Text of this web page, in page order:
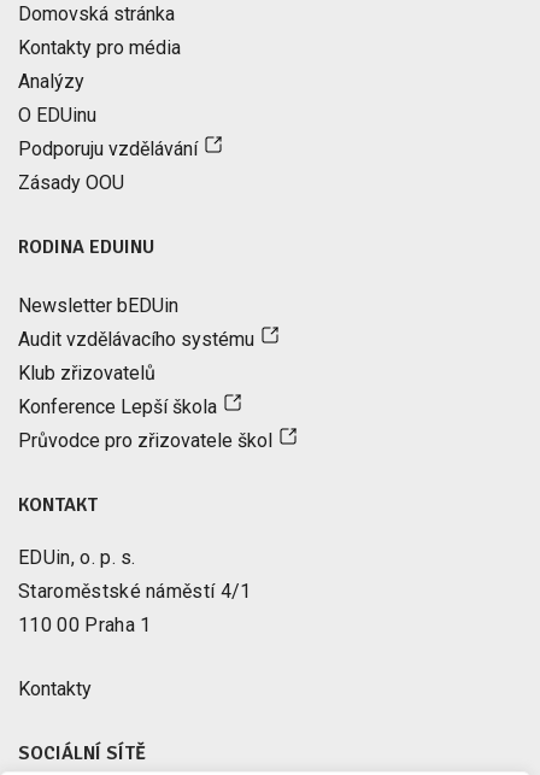
Domovská stránka
Kontakty pro média
Analýzy
O EDUinu
Podporuju vzdělávání
Zásady OOU
RODINA EDUINU
Newsletter bEDUin
Audit vzdělávacího systému
Klub zřizovatelů
Konference Lepší škola
Průvodce pro zřizovatele škol
KONTAKT
EDUin, o. p. s.
Staroměstské náměstí 4/1
110 00 Praha 1
Kontakty
SOCIÁLNÍ SÍTĚ